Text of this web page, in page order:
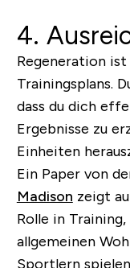
4.
Regeneration
Trainingsplans.
dass du dich
Ergebnisse zu
Einheiten
Ein Paper von
Madison zeigt
Rolle in
allgemeinen
Sportlern